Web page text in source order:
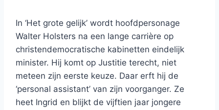
In ‘Het grote gelijk’ wordt hoofdpersonage
Walter Holsters na een lange carrière op
christendemocratische kabinetten eindelijk
minister. Hij komt op Justitie terecht, niet
meteen zijn eerste keuze. Daar erft hij de
‘personal assistant’ van zijn voorganger. Ze
heet Ingrid en blijkt de vijftien jaar jongere